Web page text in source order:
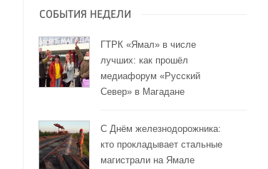
СОБЫТИЯ НЕДЕЛИ
ГТРК «Ямал» в числе
лучших: как прошёл
медиафорум «Русский
Север» в Магадане
С Днём железнодорожника:
кто прокладывает стальные
магистрали на Ямале